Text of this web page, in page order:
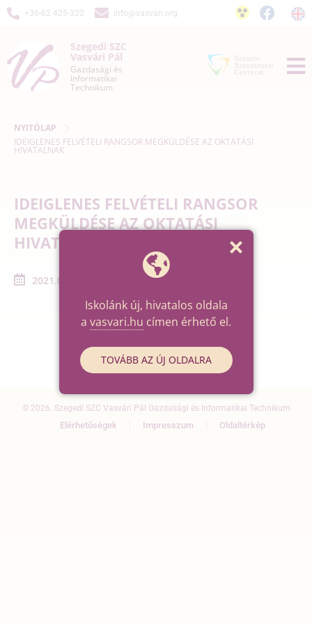
+36-62 425-322 info@vasvari.org
Szegedi SZC
Vasvári Pál
Gazdasági és
Informatikai
Technikum
NYITÓLAP
IDEIGLENES FELVÉTELI RANGSOR MEGKÜLDÉSE AZ OKTATÁSI
HIVATALNAK
IDEIGLENES FELVÉTELI RANGSOR
MEGKÜLDÉSE AZ OKTATÁSI
HIVATALNAK
2021.04.14. - 2021.04.14.
© 2026. Szegedi SZC Vasvári Pál Gazdasági és Informatikai Technikum
Elérhetőségek Impresszum Oldaltérkép
Iskolánk új, hivatalos oldala
a vasvari.hu címen érhető el.
TOVÁBB AZ ÚJ OLDALRA